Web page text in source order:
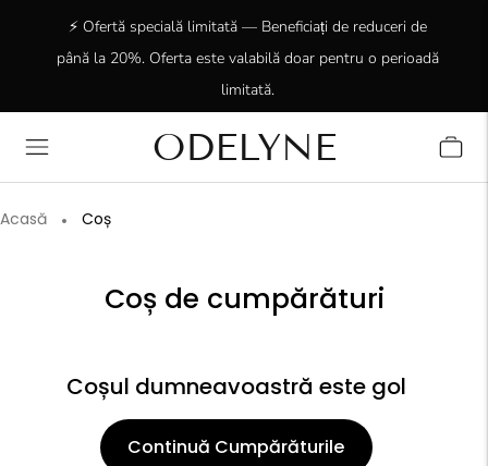
✨ +15.000 de clienți încântați! Vă mulțumim că sunteți
⚡ Ofertă specială limitată — Beneficiați de reduceri de
până la 20%. Oferta este valabilă doar pentru o perioadă
limitată.
ODELYNE
Acasă Coș
Coș de cumpărături
Coșul dumneavoastră este gol
Continuă Cumpărăturile